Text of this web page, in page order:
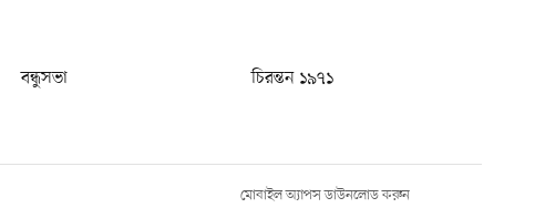
বন্ধুসভা
চিরন্তন ১৯৭১
মোবাইল অ্যাপস ডাউনলোড করুন